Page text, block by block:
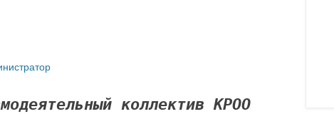
коллектив КРОО